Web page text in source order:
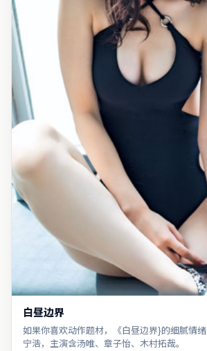
白昼边界
如果你喜欢动作题材，《白昼边界}的细腻情
宁浩，主演含汤唯、章子怡、木村拓哉。